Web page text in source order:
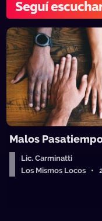
Seguí
Malos
Lic. Carminatti
Los Mismos Locos •